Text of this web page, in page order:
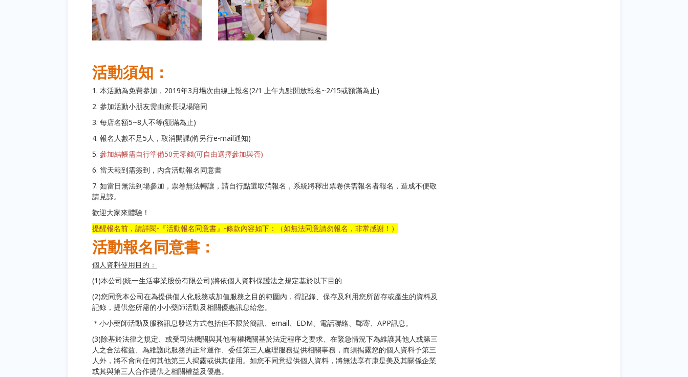
活動須知：
1. 本活動為免費參加，2019年3月場次由線上報名(2/1 上午九點開放報名~2/15或額滿為止)
2. 參加活動小朋友需由家長現場陪同
3. 每店名額5~8人不等(額滿為止)
4. 報名人數不足5人，取消開課(將另行e-mail通知)
5. 參加結帳需自行準備50元零錢(可自由選擇參加與否)
6. 當天報到需簽到，內含活動報名同意書
7. 如當日無法到場參加，票卷無法轉讓，請自行點選取消報名，系統將釋出票卷供需報名者報名，造成不便敬
請見諒。
歡迎大家來體驗！
提醒報名前，請詳閱-『活動報名同意書』-條款內容如下：（如無法同意請勿報名，非常感謝！）
活動報名同意書：
個人資料使用目的：
(1)本公司(統一生活事業股份有限公司)將依個人資料保護法之規定基於以下目的
(2)您同意本公司在為提供個人化服務或加值服務之目的範圍內，得記錄、保存及利用您所留存或產生的資料及
記錄，提供您所需的小小藥師活動及相關優惠訊息給您。
＊小小藥師活動及服務訊息發送方式包括但不限於簡訊、email、EDM、電話聯絡、郵寄、APP訊息。
(3)除基於法律之規定、或受司法機關與其他有權機關基於法定程序之要求、在緊急情況下為維護其他人或第三
人之合法權益、為維護此服務的正常運作、委任第三人處理服務提供相關事務，而須揭露您的個人資料予第三
人外，將不會向任何其他第三人揭露或供其使用。如您不同意提供個人資料，將無法享有康是美及其關係企業
或其與第三人合作提供之相關權益及優惠。